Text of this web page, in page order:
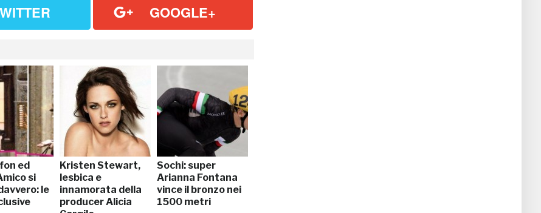
GOOGLE+
ed
si
le
Kristen Stewart,
lesbica e
innamorata della
producer Alicia
Sochi: super
Arianna Fontana
vince il bronzo nei
1500 metri